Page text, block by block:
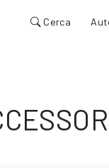
Cerca